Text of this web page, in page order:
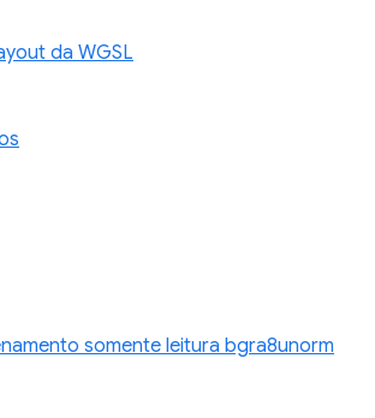
da WGSL
somente leitura bgra8unorm